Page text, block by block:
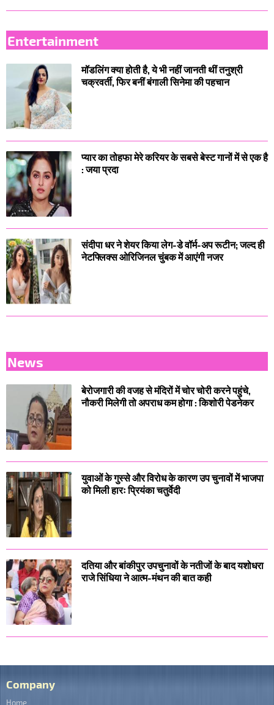
Entertainment
मॉडलिंग क्या होती है, ये भी नहीं जानती थीं तनुश्री
चक्रवर्ती, फिर बनीं बंगाली सिनेमा की पहचान
प्यार का तोहफा मेरे करियर के सबसे बेस्ट गानों में से एक है
: जया प्रदा
संदीपा धर ने शेयर किया लेग-डे वॉर्म-अप रूटीन; जल्द ही
नेटफ्लिक्स ओरिजिनल चुंबक में आएंगी नजर
News
बेरोजगारी की वजह से मंदिरों में चोर चोरी करने पहुंचे,
नौकरी मिलेगी तो अपराध कम होगा : किशोरी पेडनेकर
युवाओं के गुस्से और विरोध के कारण उप चुनावों में भाजपा
को मिली हारः प्रियंका चतुर्वेदी
दतिया और बांकीपुर उपचुनावों के नतीजों के बाद यशोधरा
राजे सिंधिया ने आत्म-मंथन की बात कही
Company
Home